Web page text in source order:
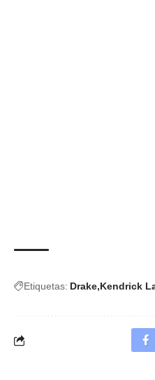
Etiquetas: Drake Kendrick